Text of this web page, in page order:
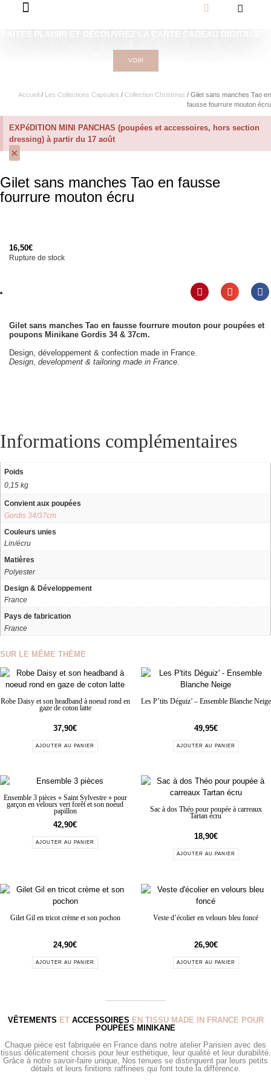
VOIR
Accueil / Les Collections Capsules / Collection Christmas / Gilet sans manches Tao en
fausse fourrure mouton écru
EXPéDITION MINI PANCHAS (poupées et accessoires, hors section
dressing) à partir du 17 août
×
Gilet sans manches Tao en fausse
fourrure mouton écru
16,50€
Rupture de stock
Gilet sans manches Tao en fausse fourrure mouton pour poupées et
poupons Minikane Gordis 34 & 37cm.
Design, développement & confection made in France.
Design, development & tailoring made in France.
Informations complémentaires
Poids
0,15 kg
Convient aux poupées
Gordis 34/37cm
Couleurs unies
Lin/écru
Matières
Polyester
Design & Développement
France
Pays de fabrication
France
SUR LE MÊME THÈME
Robe Daisy et son headband à noeud rond en
gaze de coton latte
37,90€
AJOUTER AU PANIER
Les P’tits Déguiz’ – Ensemble Blanche Neige
49,95€
AJOUTER AU PANIER
Ensemble 3 pièces « Saint Sylvestre » pour
garçon en velours vert forêt et son noeud
papillon
42,90€
AJOUTER AU PANIER
Sac à dos Théo pour poupée à carreaux
Tartan écru
18,90€
AJOUTER AU PANIER
Gilet Gil en tricot crème et son pochon
24,90€
AJOUTER AU PANIER
Veste d’écolier en velours bleu foncé
26,90€
AJOUTER AU PANIER
VÊTEMENTS ET ACCESSOIRES EN TISSU MADE IN FRANCE POUR
POUPÉES MINIKANE
Chaque pièce est fabriquée en France dans notre atelier Parisien avec des
tissus délicatement choisis pour leur esthétique, leur qualité et leur durabilité.
Grâce à notre savoir-faire unique, Nos tenues se distinguent par leurs petits
détails et leurs finitions raffinées qui font toute la différence.